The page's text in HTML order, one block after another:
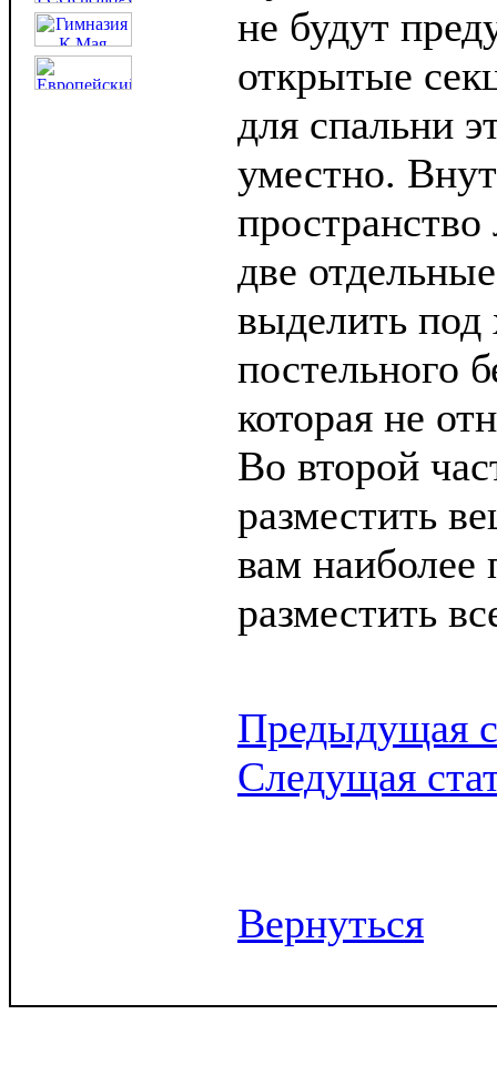
не будут
открытые
для спальни
уместно.
две
выделить под
постельного
которая не
Во второй
разместить
вам наиболее
разместить
Предыдущая
Следущая
Вернуться